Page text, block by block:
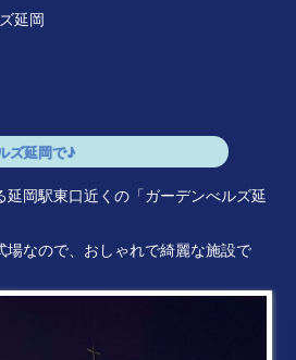
延岡
ズ延岡で♪
岡駅東口近くの「ガーデンべルズ延
場なので、おしゃれで綺麗な施設で